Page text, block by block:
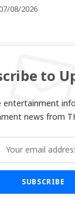
08/2026
to
entertainment
news from